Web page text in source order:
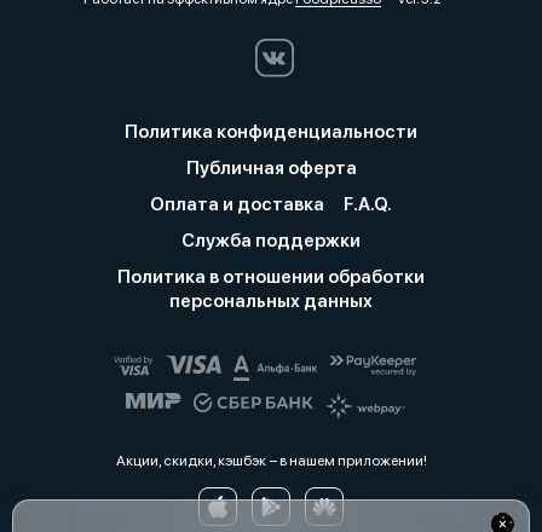
Политика конфиденциальности
Публичная оферта
Оплата и доставка
F.A.Q.
Служба поддержки
Политика в отношении обработки
персональных данных
Акции, скидки, кэшбэк − в нашем приложении!